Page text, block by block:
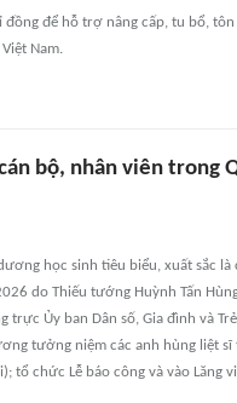
để hỗ trợ nâng cấp, tu bổ,
Nam.
bộ, nhân viên trong
học sinh tiêu biểu, xuất sắc là
do Thiếu tướng Huỳnh Tấn
trực Ủy ban Dân số, Gia đình và
tưởng niệm các anh hùng liệt
tổ chức Lễ báo công và vào Lăng